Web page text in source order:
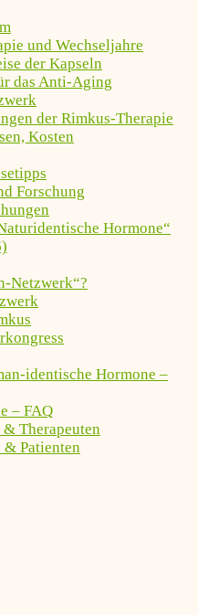
und Wechseljahre
der Kapseln
das Anti-Aging
der Rimkus-Therapie
Kosten
Forschung
Hormone“
Netzwerk“?
identische Hormone –
– FAQ
Therapeuten
Patienten